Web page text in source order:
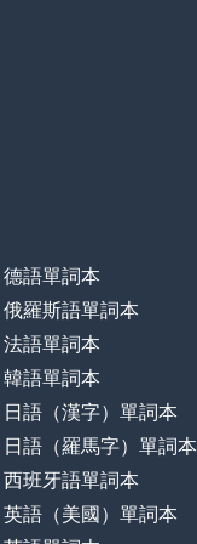
德語單詞本
俄羅斯語單詞本
法語單詞本
韓語單詞本
日語（漢字）單詞本
日語（羅馬字）單詞本
西班牙語單詞本
英語（美國）單詞本